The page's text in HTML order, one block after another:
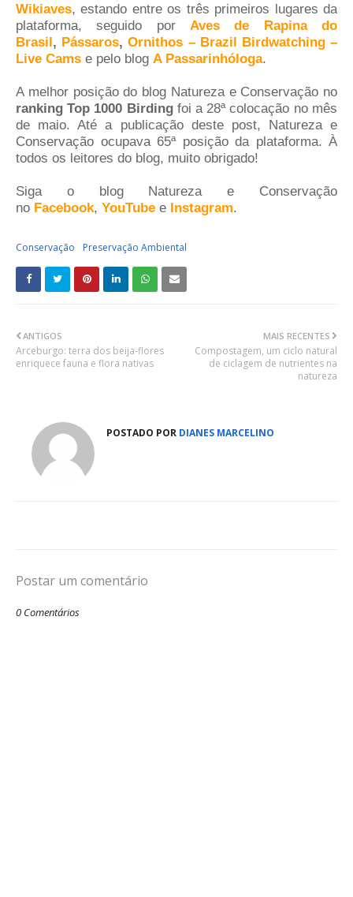
Wikiaves, estando entre os três primeiros lugares da
plataforma, seguido por Aves de Rapina do
Brasil, Pássaros, Ornithos – Brazil Birdwatching –
Live Cams e pelo blog A Passarinhóloga.
A melhor posição do blog Natureza e Conservação no
ranking Top 1000 Birdingfoi a 28ª colocação no mês
de maio. Até a publicação deste post, Natureza e
Conservação ocupava 65ªposição da plataforma. À
todos os leitores do blog, muito obrigado!
Siga o blog Natureza e Conservação
no Facebook, YouTube e Instagram.
Conservação Preservação Ambiental
MAIS RECENTES
Compostagem, um ciclo natural
de ciclagem de nutrientes na
natureza
ANTIGOS
Arceburgo: terra dos beija-flores
enriquece fauna e flora nativas
POSTADO POR DIANES MARCELINO
Postar um comentário
0 Comentários